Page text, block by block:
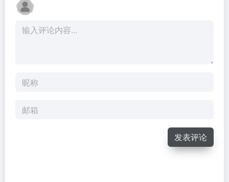
发表评论